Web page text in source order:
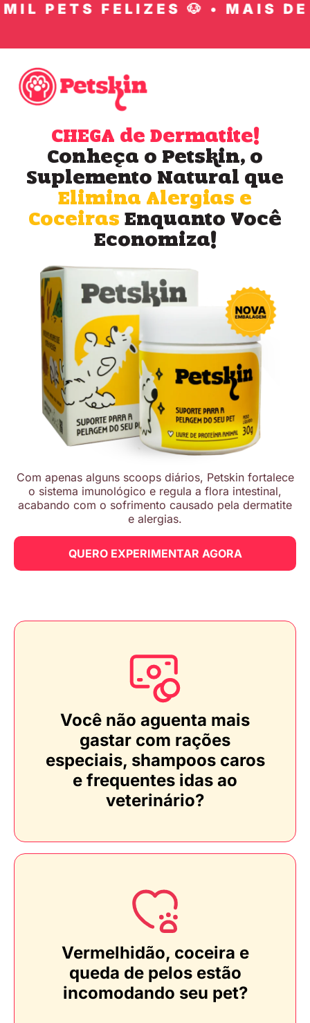
PETS FELIZES 🐶 • MAIS DE
CHEGA de Dermatite!
Conheça o Petskin, o
Suplemento Natural que
Elimina Alergias e
CoceirasEnquanto Você
Economiza!
Com apenas alguns scoops diários, Petskin fortalece
o sistema imunológico e regula a flora intestinal,
acabando com o sofrimento causado pela dermatite
e alergias.
QUERO EXPERIMENTAR AGORA
Você não aguenta mais
gastar com rações
especiais, shampoos caros
e frequentes idas ao
veterinário?
Vermelhidão, coceira e
queda de pelos estão
incomodando seu pet?